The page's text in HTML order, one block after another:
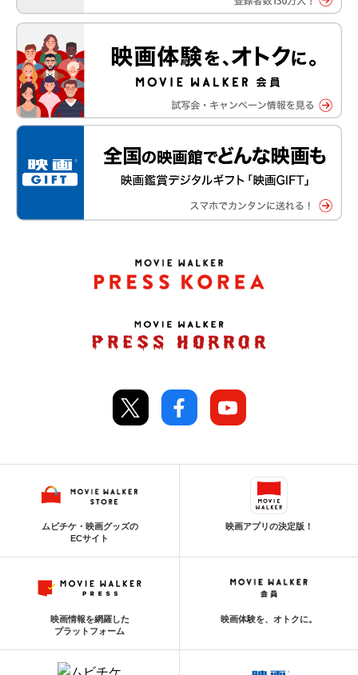
ムビチケ・映画グッズの
ECサイト
映画アプリの決定版！
映画情報を網羅した
プラットフォーム
映画体験を、オトクに。